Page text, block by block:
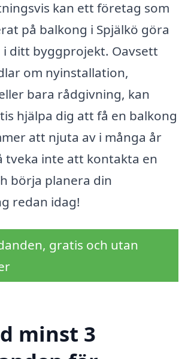
kan ett företag som
på balkong i Spjälkö göra
i ditt byggprojekt. Oavsett
om nyinstallation,
bara rådgivning, kan
hjälpa dig att få en balkong
att njuta av i många år
tveka inte att kontakta en
börja planera din
redan idag!
gratis och utan
minst 3